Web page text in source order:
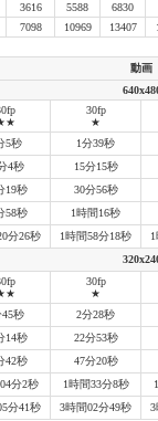
3616 5588
6830
7098 10969 13407
動画
30fp
★
5秒
1分39秒
4秒
15分15秒
19秒
30分56秒
58秒
1時間16秒
分26秒 1時間58分18秒
30fp
★
45秒
2分28秒
14秒
22分53秒
42秒
47分20秒
分2秒 1時間33分8秒
分41秒 3時間02分49秒 3